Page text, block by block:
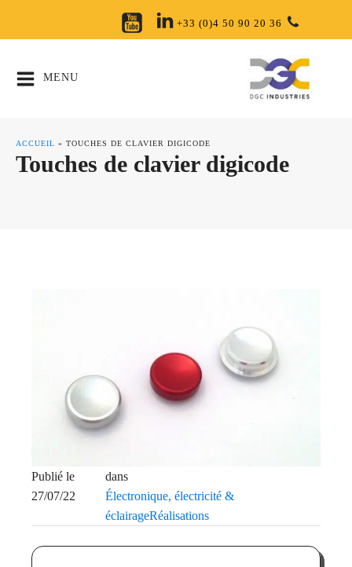
+33 (0)4 50 90 20 36
MENU
ACCUEIL » TOUCHES DE CLAVIER DIGICODE
Touches de clavier digicode
Publié le
27/07/22
dans
Électronique, électricité &
éclairageRéalisations